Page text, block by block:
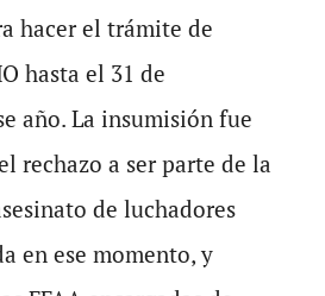
hacer el trámite de
hasta el 31 de
año. La insumisión fue
rechazo a ser parte de la
de luchadores
en ese momento, y